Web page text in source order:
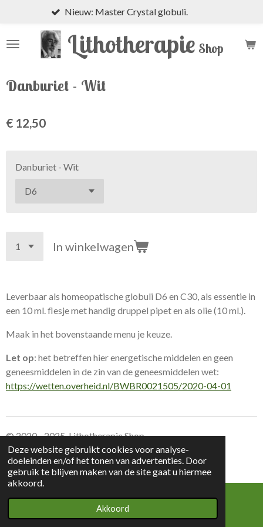
Deze website gebruikt cookies voor analyse-
doeleinden en/of het tonen van advertenties. Door
gebruik te blijven maken van de site gaat u hiermee
akkoord.
Akkoord
naar
Lithotherapie Shop
Nieuw: Master Crystal globuli.
Danburiet - Wit
€ 12,50
Danburiet - Wit
In winkelwagen
Leverbaar als homeopatische globuli D6 en C30, als essentie in
een 10 ml. flesje met handig druppel pipet en als olie (10 ml.).
Maak in het bovenstaande menu je keuze.
Let op: het betreffen hier energetische middelen en geen
geneesmiddelen in de zin van de geneesmiddelen wet:
https://wetten.overheid.nl/BWBR0021505/2020-04-01
© 2020 - 2025 Lithotherapie Shop
Leverings voorwaarden Lithotherapie Shop